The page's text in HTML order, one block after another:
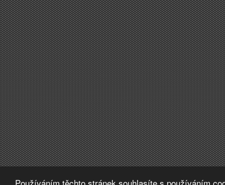
Používáním těchto stránek souhlasíte s používáním